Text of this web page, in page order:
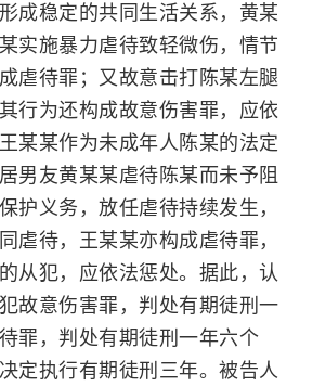
成稳定的共同生活关系，黄某
实施暴力虐待致轻微伤，情节
虐待罪 ；又故意击打陈某左腿
行为还构成故意伤害罪，应依
某某作为未成年人陈某的法定
男友黄某某虐待陈某而未予阻
护义务，放任虐待持续发生，
虐待，王某某亦构成虐待罪，
从犯，应依法惩处。据此，认
故意伤害罪，判处有期徒刑一
罪，判处有期徒刑一年六个
定执行有期徒刑三年。被告人